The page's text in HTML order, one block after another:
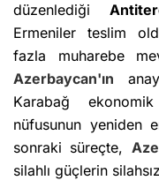
düzenlediği
Ermeniler teslim
fazla muharebe
Azerbaycan'ın
Karabağ
nüfusunun yeniden
sonraki süreçte,
silahlı güçlerin